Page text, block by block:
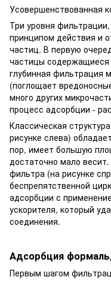
Усовершенствованная
Три уровня
принципом действия и
частиц. В первую
частицы содержащиеся
глубинная фильтрация
(поглощает
много других
процесс адсорбции -
Классическая
рисунке слева)
пор, имеет большую
достаточно мало
фильтра (на рисунке
беспрепятственной
адсорбции с
ускорителя, который
соединения.
Адсорбция
Первым шагом